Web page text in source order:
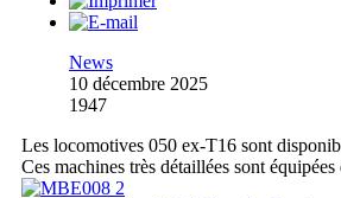
News
10 décembre 2025
1947
Les locomotives 050 ex-T16 sont
Ces machines très détaillées sont